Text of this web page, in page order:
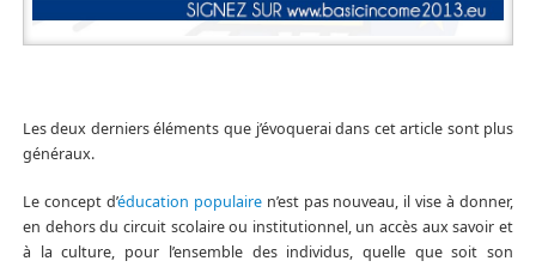
Les deux derniers éléments que j’évoquerai dans cet article sont plus
généraux.
Le concept d’éducation populairen’est pas nouveau, il vise à donner,
en dehors du circuit scolaire ou institutionnel, un accès aux savoir et
à la culture, pour l’ensemble des individus, quelle que soit son